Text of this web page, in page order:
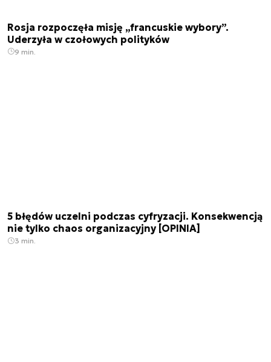
Rosja rozpoczęła misję „francuskie wybory”.
Uderzyła w czołowych polityków
9 min.
5 błędów uczelni podczas cyfryzacji. Konsekwencją
nie tylko chaos organizacyjny [OPINIA]
3 min.